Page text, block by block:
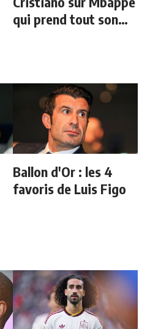
qui prend tout son
Ballon d'Or : les 4
favoris de Luis Figo